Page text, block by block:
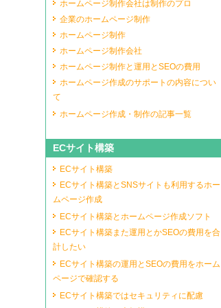
ホームページ制作会社は制作のプロ
企業のホームページ制作
ホームページ制作
ホームページ制作会社
ホームページ制作と運用とSEOの費用
ホームページ作成のサポートの内容につい
て
ホームページ作成・制作の記事一覧
ECサイト構築
ECサイト構築
ECサイト構築とSNSサイトも利用するホー
ムページ作成
ECサイト構築とホームページ作成ソフト
ECサイト構築また運用とかSEOの費用を合
計したい
ECサイト構築の運用とSEOの費用をホーム
ページで確認する
ECサイト構築ではセキュリティに配慮